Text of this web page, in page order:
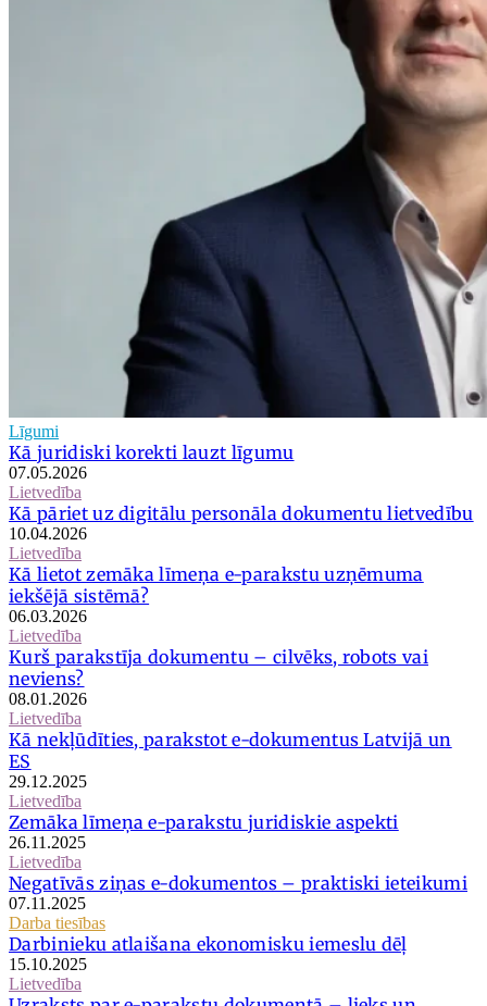
Līgumi
Kā juridiski korekti lauzt līgumu
07.05.2026
Lietvedība
Kā pāriet uz digitālu personāla dokumentu lietvedību
10.04.2026
Lietvedība
Kā lietot zemāka līmeņa e-parakstu uzņēmuma
iekšējā sistēmā?
06.03.2026
Lietvedība
Kurš parakstīja dokumentu – cilvēks, robots vai
neviens?
08.01.2026
Lietvedība
Kā nekļūdīties, parakstot e-dokumentus Latvijā un
ES
29.12.2025
Lietvedība
Zemāka līmeņa e-parakstu juridiskie aspekti
26.11.2025
Lietvedība
Negatīvās ziņas e-dokumentos – praktiski ieteikumi
07.11.2025
Darba tiesības
Darbinieku atlaišana ekonomisku iemeslu dēļ
15.10.2025
Lietvedība